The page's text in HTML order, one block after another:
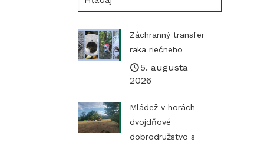
Záchranný transfer
raka riečneho
5. augusta
2026
Mládež v horách –
dvojdňové
dobrodružstvo s